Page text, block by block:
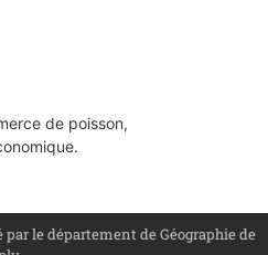
de poisson,
par le département de Géographie de